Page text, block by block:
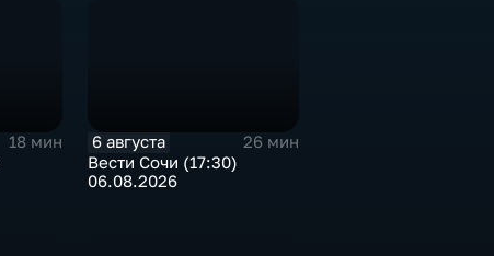
18 мин
6 августа
26 мин
Вести Сочи (17:30)
06.08.2026